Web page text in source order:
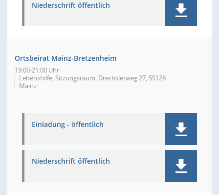
Niederschrift öffentlich
Ortsbeirat Mainz-Bretzenheim
19:00-21:00 Uhr
Lebenshilfe, Sitzungsraum, Drechslerweg 27, 55128
Mainz
Einladung - öffentlich
Niederschrift öffentlich